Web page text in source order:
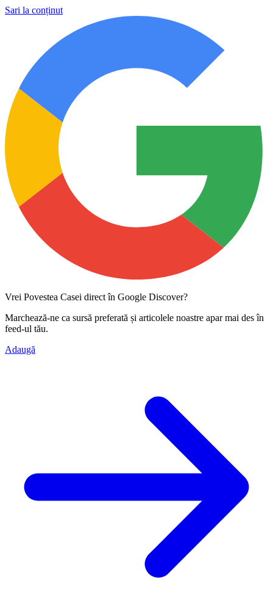
Sari la conținut
Vrei Povestea Casei direct în Google Discover?
Marchează-ne ca sursă preferată și articolele noastre apar mai des în
feed-ul tău.
Adaugă